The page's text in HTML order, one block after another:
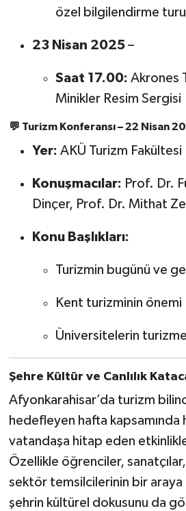
özel bilgilendirme turu
23 Nisan 2025–
Saat 17.00: Akrones
Minikler Resim Sergisi
💬 Turizm Konferansı – 22 Nisan
Yer: AKÜ Turizm Fakültesi
Konuşmacılar: Prof. Dr.
Dinçer, Prof. Dr. Mithat
Konu Başlıkları:
Turizmin bugünü ve
Kent turizminin önemi
Üniversitelerin turizme
Şehre Kültür ve Canlılık
Afyonkarahisar’da turizm
hedefleyen hafta kapsamında
vatandaşa hitap eden
Özellikle öğrenciler,
sektör temsilcilerinin bir
şehrin kültürel dokusunu da